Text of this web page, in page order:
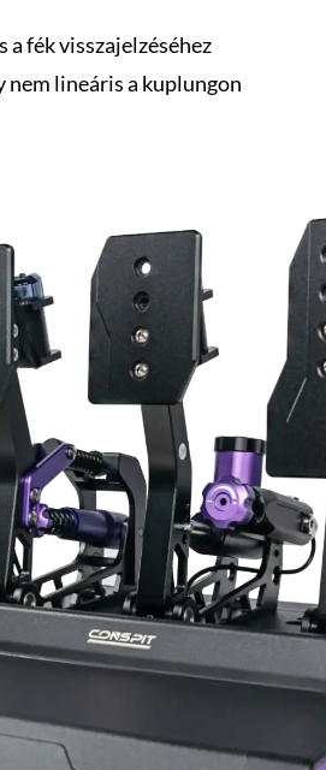
fék visszajelzéséhez
nem lineáris a kuplungon